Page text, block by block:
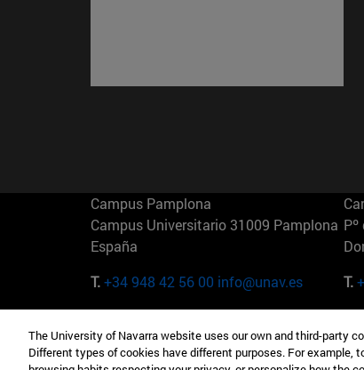
Campus Pamplona
Campus Universitario 31009 Pamplona
España
T.+34 948 42 56 00 info@unav.es
T.
Camino del Cerro Águila 3 28023
Madrid España
The University of Navarra website uses our own and third-party
Different types of cookies have different purposes. For example,